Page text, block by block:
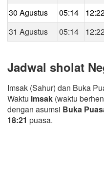
30 Agustus
05:14
31 Agustus
05:14 12:22
Jadwal sholat
Imsak (Sahur) dan Buka
Waktu imsak (waktu
dengan asumsi Buka
18:21 puasa.